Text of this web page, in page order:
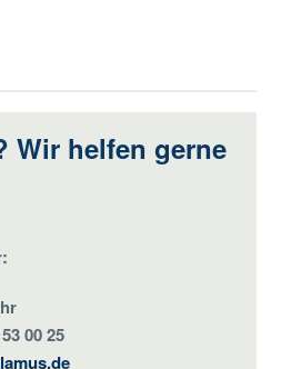
Wir helfen gerne
00 25